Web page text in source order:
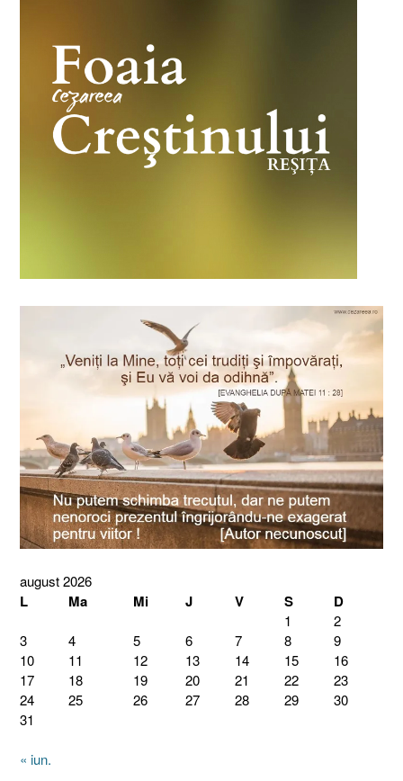
august 2026
L Ma Mi J V S D
1
2
3
4 5 6 7 8
9
10
11 12 13 14 15
16
17
18 19 20 21 22
23
24
25 26 27 28 29
30
31
« iun.